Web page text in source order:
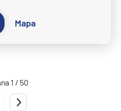
Charcot
Mapa
1 / 50
Predchádzajúca strana